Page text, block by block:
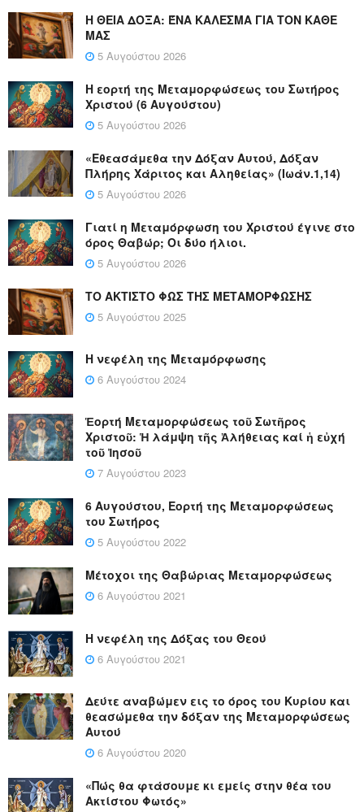
Η ΘΕΙΑ ΔΟΞΑ: ΈΝΑ ΚΑΛΕΣΜΑ ΓΙΑ ΤΟΝ ΚΑΘΕ
ΜΑΣ
5 Αυγούστου 2026
Η εορτή της Μεταμορφώσεως του Σωτήρος
Χριστού (6 Αυγούστου)
5 Αυγούστου 2026
«Εθεασάμεθα την Δόξαν Αυτού, Δόξαν
Πλήρης Χάριτος και Αληθείας» (Ιωάν.1,14)
5 Αυγούστου 2026
Γιατί η Μεταμόρφωση του Χριστού έγινε στο
όρος Θαβώρ; Οι δύο ήλιοι.
5 Αυγούστου 2026
ΤΟ ΑΚΤΙΣΤΟ ΦΩΣ ΤΗΣ ΜΕΤΑΜΟΡΦΩΣΗΣ
5 Αυγούστου 2025
Η νεφέλη της Μεταμόρφωσης
6 Αυγούστου 2024
Ἑορτή Μεταμορφώσεως τοῦ Σωτῆρος
Χριστοῦ: Ἡ λάμψη τῆς Ἀλήθειας καί ἡ εὐχή
τοῦ Ἰησοῦ
7 Αυγούστου 2023
6 Αυγούστου, Εορτή της Μεταμορφώσεως
του Σωτήρος
5 Αυγούστου 2022
Μέτοχοι της Θαβώριας Μεταμορφώσεως
6 Αυγούστου 2021
Η νεφέλη της Δόξας του Θεού
6 Αυγούστου 2021
Δεύτε αναβώμεν εις το όρος του Κυρίου και
θεασώμεθα την δόξαν της Μεταμορφώσεως
Αυτού
6 Αυγούστου 2020
«Πώς θα φτάσουμε κι εμείς στην θέα του
Ακτίστου Φωτός»